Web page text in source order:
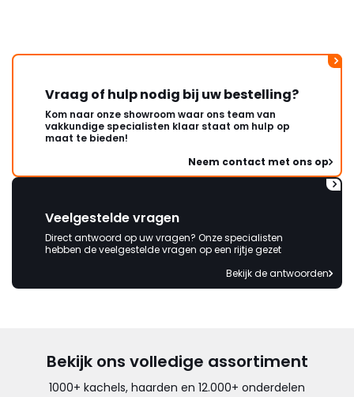
Vraag of hulp nodig bij uw bestelling?
Kom naar onze showroom waar ons team van
vakkundige specialisten klaar staat om hulp op
maat te bieden!
Neem contact met ons op
Veelgestelde vragen
Direct antwoord op uw vragen? Onze specialisten
hebben de veelgestelde vragen op een rijtje gezet
Bekijk de antwoorden
Bekijk ons volledige assortiment
1000+ kachels, haarden en 12.000+ onderdelen